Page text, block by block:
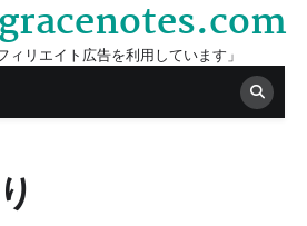
ィリエイト広告を利用しています」